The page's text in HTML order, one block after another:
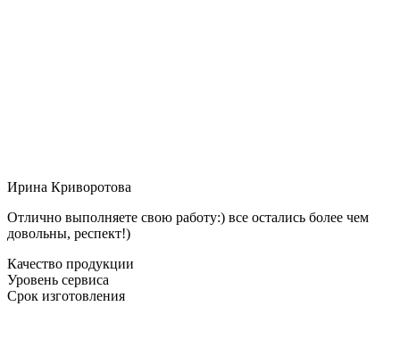
Ирина Криворотова
Отлично выполняете свою работу:) все остались более чем
довольны, респект!)
Качество продукции
Уровень сервиса
Срок изготовления